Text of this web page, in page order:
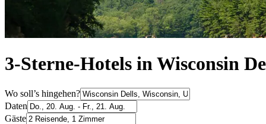
3-Sterne-Hotels in Wisconsin
Wo soll’s hingehen?
Daten
Gäste